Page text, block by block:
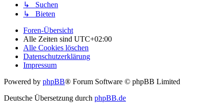
↳ Suchen
↳ Bieten
Foren-Übersicht
Alle Zeiten sind UTC+02:00
Alle Cookies löschen
Datenschutzerklärung
Impressum
Powered by phpBB® Forum Software © phpBB Limited
Deutsche Übersetzung durch phpBB.de